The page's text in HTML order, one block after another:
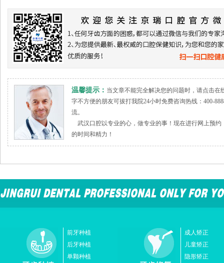
温馨提示： 当文章不能完全解决您的问题时，请点击
字不方便的朋友可拔打我院24小时免费咨询热线：400-
流。
武汉口腔以专业的心，做专业的事！现在进行网上预约
的时间和精力！
前牙种植
后牙种植
单颗种植
成人矫正
儿童矫正
隐形矫正